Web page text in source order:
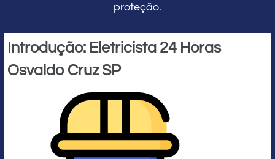
proteção.
Introdução: Eletricista 24 Horas
Osvaldo Cruz SP